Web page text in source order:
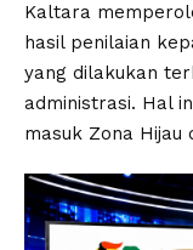
Kaltara
hasil penilaian
yang dilakukan
administrasi. Hal
masuk Zona Hijau